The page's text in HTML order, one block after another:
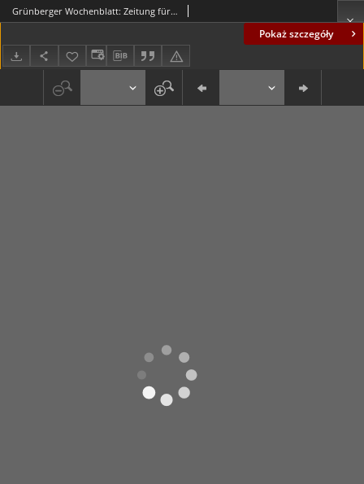
Pokaż szczegóły
Grünberger Wochenblatt: Zeitung für Stadt und Land, No. 302. (24. Dezember 1922)